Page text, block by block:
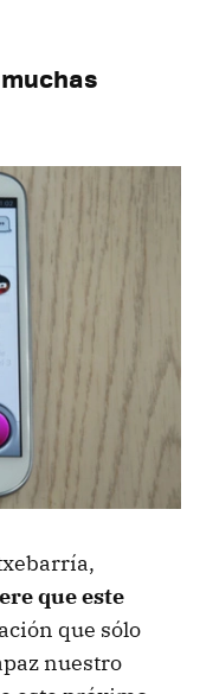
que este
que sólo
nuestro